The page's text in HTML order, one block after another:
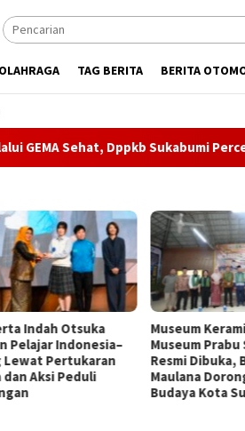
OLAHRAGA TAG BERITA BERITA
Dppkb Sukabumi Percepat
Otsuka
Indonesia–
Pertukaran
Peduli
Museum Keramik dan
Museum Prabu
Resmi Dibuka, Bobby
Maulana Dorong
Budaya Kota